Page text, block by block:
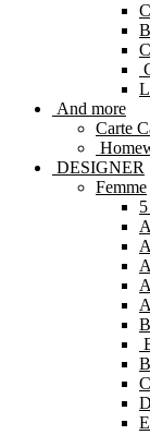
And more
Carte
DESIGNER
Femme